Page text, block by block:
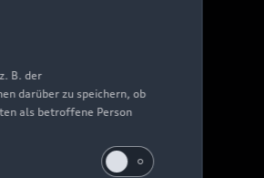
B. der
darüber zu speichern, ob
als betroffene Person